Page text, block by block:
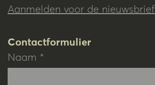
Aanmelden voor de nieuwsbrief
Contactformulier
Naam *